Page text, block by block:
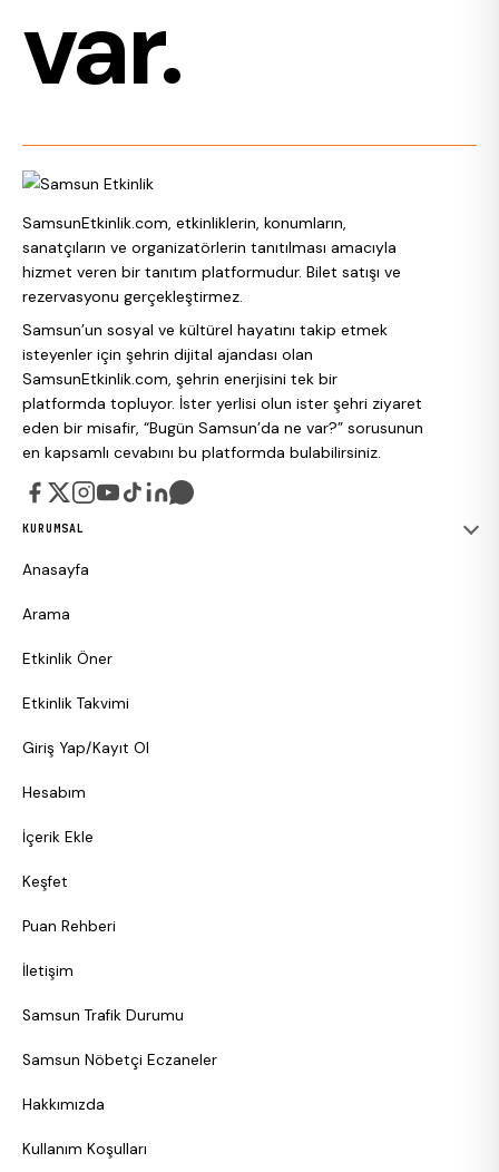
var.
SamsunEtkinlik.com, etkinliklerin, konumların,
sanatçıların ve organizatörlerin tanıtılması amacıyla
hizmet veren bir tanıtım platformudur. Bilet satışı ve
rezervasyonu gerçekleştirmez.
Samsun’un sosyal ve kültürel hayatını takip etmek
isteyenler için şehrin dijital ajandası olan
SamsunEtkinlik.com, şehrin enerjisini tek bir
platformda topluyor. İster yerlisi olun ister şehri ziyaret
eden bir misafir, “Bugün Samsun’da ne var?” sorusunun
en kapsamlı cevabını bu platformda bulabilirsiniz.
KURUMSAL
Anasayfa
Arama
Etkinlik Öner
Etkinlik Takvimi
Giriş Yap/Kayıt Ol
Hesabım
İçerik Ekle
Keşfet
Puan Rehberi
İletişim
Samsun Trafik Durumu
Samsun Nöbetçi Eczaneler
Hakkımızda
Kullanım Koşulları